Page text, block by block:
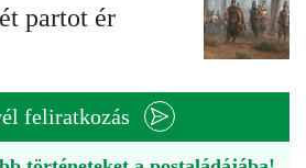
partot ér
feliratkozás